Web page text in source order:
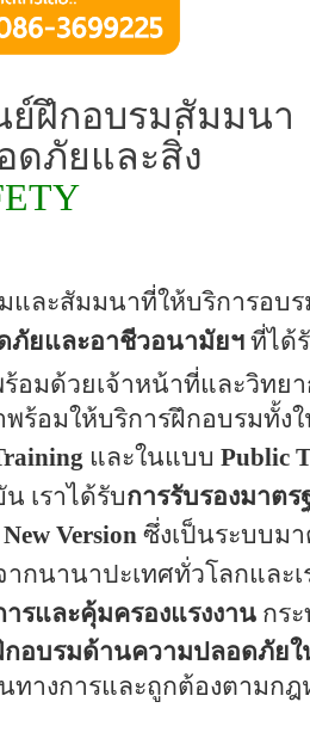
ย์ฝึกอบรมสัมมนา
ดภัยและสิ่ง
และสัมมนาที่ให้บริการอบ
ภัยและอาชีวอนามัยฯที่ได้
อมด้วยเจ้าหน้าที่และวิทย
พร้อมให้บริการฝึกอบรมทั้ง
และในแบบ Public
เราได้รับการรับรองมาต
New Version ซึ่งเป็นระบบม
กนานาปะเทศทั่วโลกและเ
รและคุ้มครองแรงงานกระ
อบรมด้านความปลอดภัยใ
ทางการและถูกต้องตามก